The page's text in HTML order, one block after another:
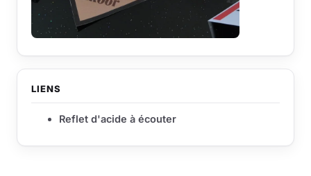
LIENS
Reflet d'acide à écouter